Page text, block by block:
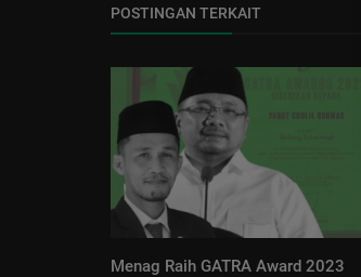
POSTINGAN TERKAIT
Menag Raih GATRA Award 2023